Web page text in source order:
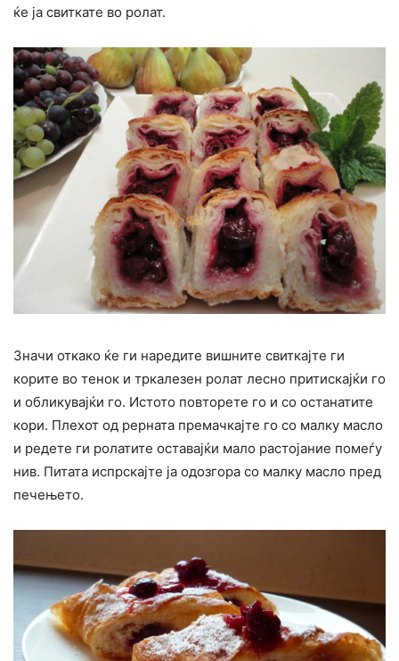
ќе ја свиткате во ролат.
Значи откако ќе ги наредите вишните свиткајте ги
корите во тенок и тркалезен ролат лесно притискајќи го
и обликувајќи го. Истото повторете го и со останатите
кори. Плехот од рерната премачкајте го со малку масло
и редете ги ролатите оставајќи мало растојание помеѓу
нив. Питата испрскајте ја одозгора со малку масло пред
печењето.